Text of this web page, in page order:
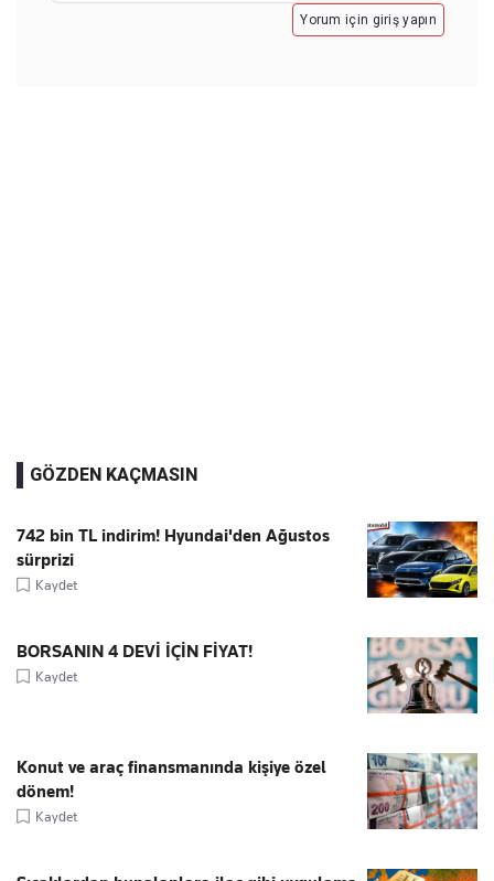
Yorum için giriş yapın
GÖZDEN KAÇMASIN
742 bin TL indirim! Hyundai'den Ağustos
sürprizi
Kaydet
BORSANIN 4 DEVİ İÇİN FİYAT!
Kaydet
Konut ve araç finansmanında kişiye özel
dönem!
Kaydet